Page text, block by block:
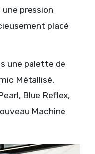
pression
placé
une palette de
Métallisé,
Blue Reflex,
Machine